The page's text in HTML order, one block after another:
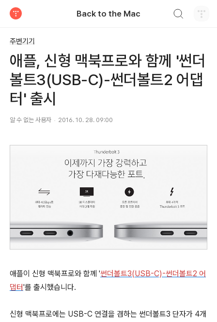
Back to the Mac
주변기기
애플, 신형 맥북프로와 함께 '썬더
볼트3(USB-C)-썬더볼트2 어댑
터' 출시
알 수 없는 사용자 2016. 10. 28. 09:00
애플이 신형 맥북프로와 함께 '썬더볼트3(USB-C)-썬더볼트2 어
댑터'를 출시했습니다.
신형 맥북프로에는 USB-C 연결을 겸하는 썬더볼트3 단자가 4개